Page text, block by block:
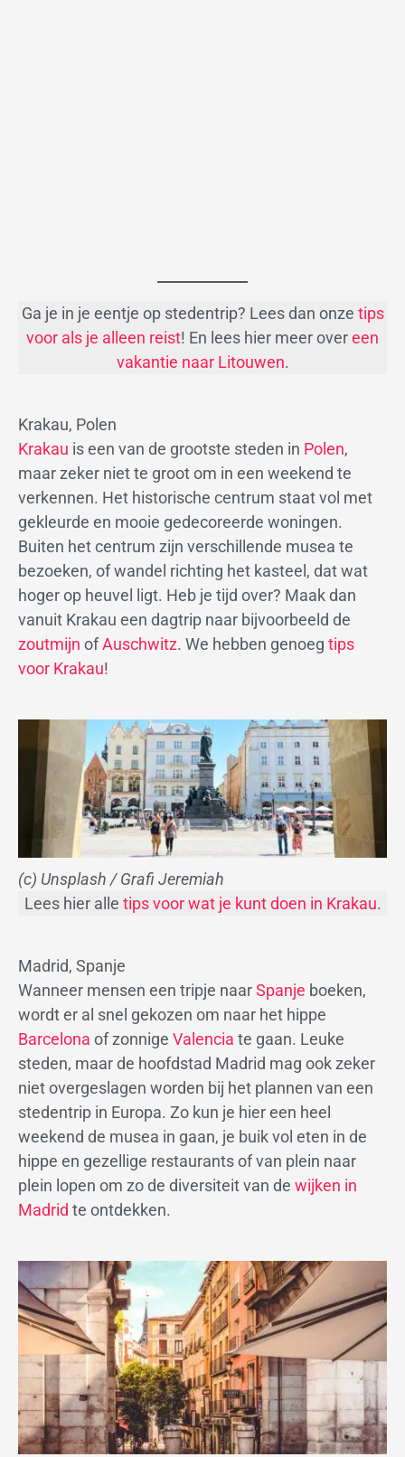
Ga je in je eentje op stedentrip? Lees dan onze tips
voor als je alleen reist! En lees hier meer overeen
vakantie naar Litouwen.
Krakau, Polen
Krakau is een van de grootste steden in Polen,
maar zeker niet te groot om in een weekend te
verkennen. Het historische centrum staat vol met
gekleurde en mooie gedecoreerde woningen.
Buiten het centrum zijn verschillende musea te
bezoeken, of wandel richting het kasteel, dat wat
hoger op heuvel ligt. Heb je tijd over? Maak dan
vanuit Krakau een dagtrip naar bijvoorbeeld de
zoutmijn ofAuschwitz. We hebben genoeg tips
voor Krakau!
(c) Unsplash / Grafi Jeremiah
Lees hier alle tips voor wat je kunt doen in Krakau.
Madrid, Spanje
Wanneer mensen een tripje naarSpanje boeken,
wordt er al snel gekozen om naar het hippe
Barcelona of zonnige Valencia te gaan. Leuke
steden, maar de hoofdstad Madrid mag ook zeker
niet overgeslagen worden bij het plannen van een
stedentrip in Europa. Zo kun je hier een heel
weekend de musea in gaan, je buik vol eten in de
hippe en gezellige restaurants of van plein naar
plein lopen om zo de diversiteit van de wijken in
Madrid te ontdekken.